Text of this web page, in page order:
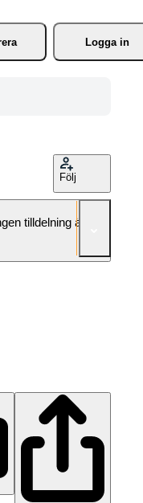
Logga in
Följ
tilldelning är